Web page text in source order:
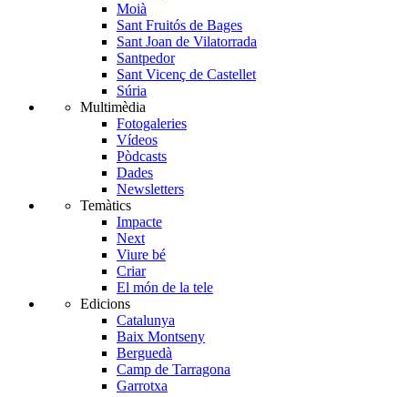
Moià
Sant Fruitós de Bages
Sant Joan de Vilatorrada
Santpedor
Sant Vicenç de Castellet
Súria
Multimèdia
Fotogaleries
Vídeos
Pòdcasts
Dades
Newsletters
Temàtics
Impacte
Next
Viure bé
Criar
El món de la tele
Edicions
Catalunya
Baix Montseny
Berguedà
Camp de Tarragona
Garrotxa